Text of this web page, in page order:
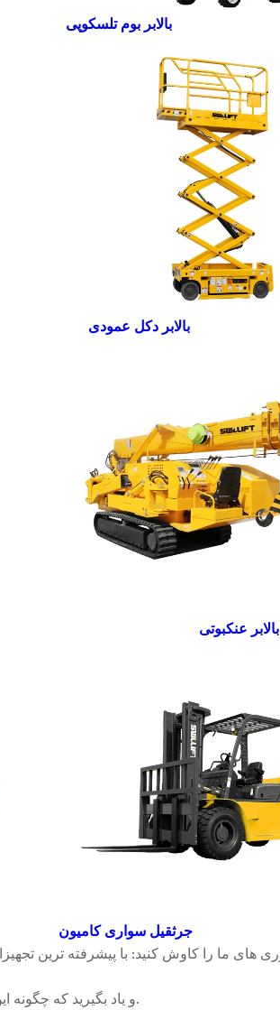
بالابر بوم تلسکوپی
بالابر دکل عمودی
بالابر عنکبوتی
جرثقیل سواری کامیون
و یاد بگیرید که چگونه این ماشین ها می توانند عملیات شما را بهینه کنند.